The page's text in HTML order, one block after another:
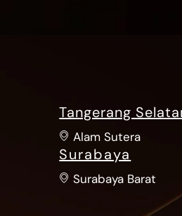
Tangerang
Alam Sutera
Surabaya
Surabaya Barat